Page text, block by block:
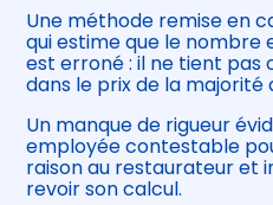
Une méthode remise en
qui estime que le nombre
est erroné : il ne tient pas
dans le prix de la majorité
Un manque de rigueur
employée contestable
raison au restaurateur et
revoir son calcul.